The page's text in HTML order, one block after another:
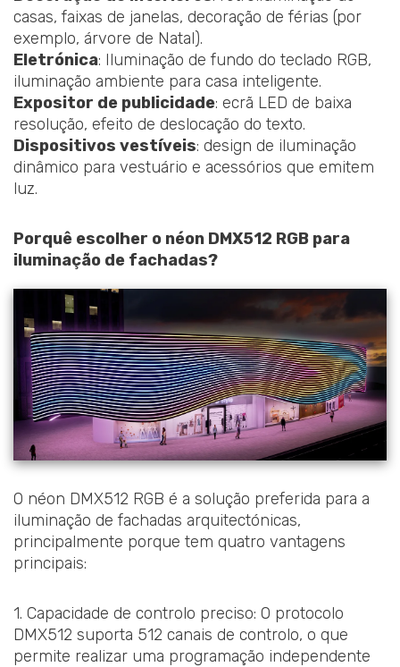
casas, faixas de janelas, decoração de férias (por
exemplo, árvore de Natal).
Eletrónica: Iluminação de fundo do teclado RGB,
iluminação ambiente para casa inteligente.
Expositor de publicidade: ecrã LED de baixa
resolução, efeito de deslocação do texto.
Dispositivos vestíveis: design de iluminação
dinâmico para vestuário e acessórios que emitem
luz.
Porquê escolher o néon DMX512 RGB para
iluminação de fachadas?
O néon DMX512 RGB é a solução preferida para a
iluminação de fachadas arquitectónicas,
principalmente porque tem quatro vantagens
principais:
1. Capacidade de controlo preciso: O protocolo
DMX512 suporta 512 canais de controlo, o que
permite realizar uma programação independente